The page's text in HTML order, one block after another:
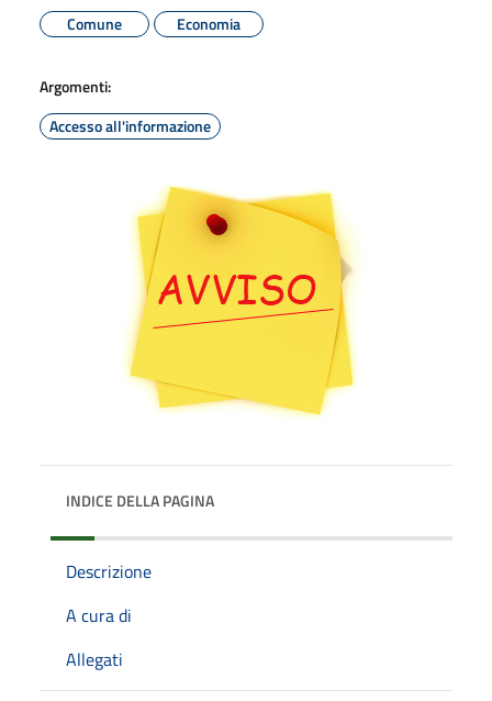
Comune
Economia
Argomenti:
Accesso all'informazione
INDICE DELLA PAGINA
Descrizione
A cura di
Allegati